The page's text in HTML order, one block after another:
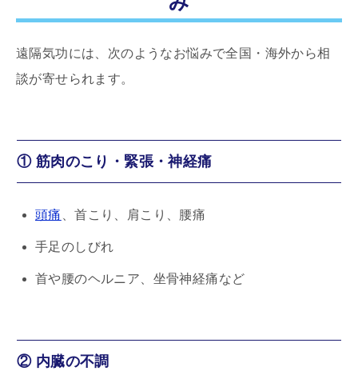
遠隔気功には、次のようなお悩みで全国・海外から相
談が寄せられます。
① 筋肉のこり・緊張・神経痛
頭痛 、首こり、肩こり、腰痛
手足のしびれ
首や腰のヘルニア、坐骨神経痛など
② 内臓の不調